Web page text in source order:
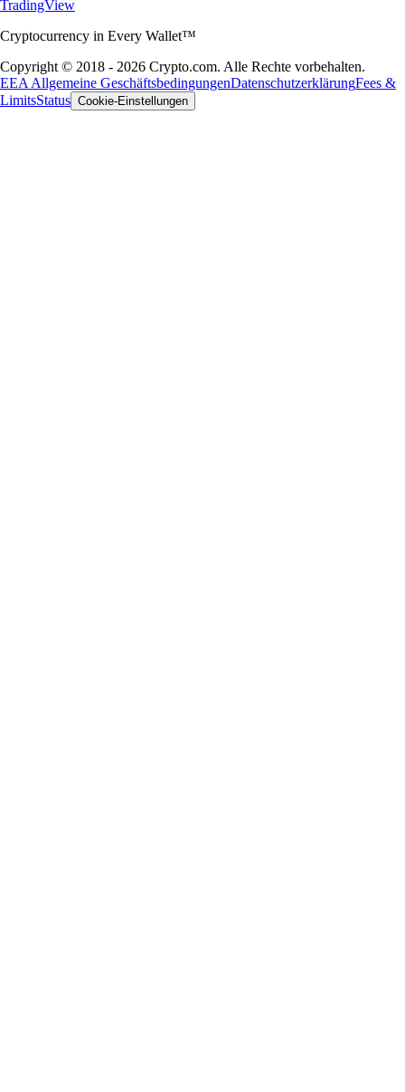
TradingView
Cryptocurrency in Every Wallet™
Copyright © 2018 - 2026 Crypto.com. Alle Rechte vorbehalten.
EEA Allgemeine GeschäftsbedingungenDatenschutzerklärungFees &
LimitsStatus Cookie-Einstellungen